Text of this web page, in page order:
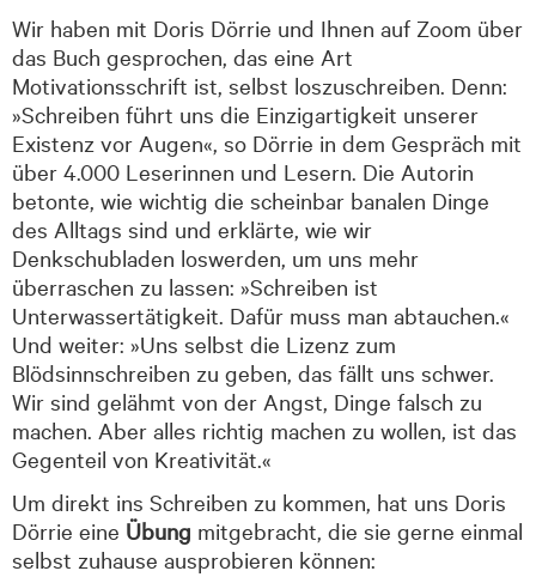
Wir haben mit Doris Dörrie und Ihnen auf Zoom über
das Buch gesprochen, das eine Art
Motivationsschrift ist, selbst loszuschreiben. Denn:
»Schreiben führt uns die Einzigartigkeit unserer
Existenz vor Augen«, so Dörrie in dem Gespräch mit
über 4.000 Leserinnen und Lesern. Die Autorin
betonte, wie wichtig die scheinbar banalen Dinge
des Alltags sind und erklärte, wie wir
Denkschubladen loswerden, um uns mehr
überraschen zu lassen: »Schreiben ist
Unterwassertätigkeit. Dafür muss man abtauchen.«
Und weiter: »Uns selbst die Lizenz zum
Blödsinnschreiben zu geben, das fällt uns schwer.
Wir sind gelähmt von der Angst, Dinge falsch zu
machen. Aber alles richtig machen zu wollen, ist das
Gegenteil von Kreativität.«
Um direkt ins Schreiben zu kommen, hat uns Doris
Dörrie eine Übung mitgebracht, die sie gerne einmal
selbst zuhause ausprobieren können: